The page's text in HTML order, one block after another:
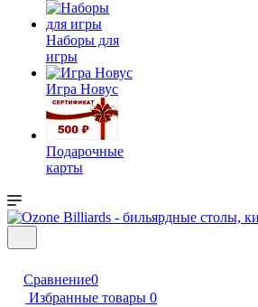
Наборы для
игры
Игра Новус
Подарочные
карты
Сравнение0
Избранные товары 0